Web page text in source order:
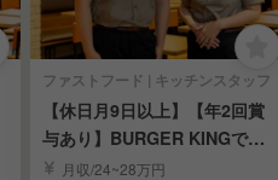
ファストフード | キッチンスタッフ
【休日月9日以上】【年2回賞
与あり】BURGER KINGで働
きたい人募集
月収/24~28万円